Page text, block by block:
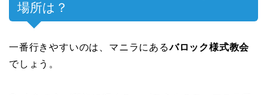
場所は？
一番行きやすいのは、マニラにあるバロック様式教会
でしょう。